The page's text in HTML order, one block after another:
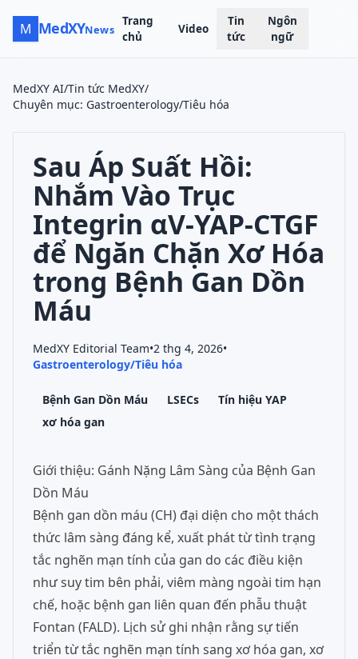
M MedXYNews
Trang
chủ
Video
Tin
tức
Ngôn
ngữ
MedXY AI/Tin tức MedXY/
Chuyên mục: Gastroenterology/Tiêu hóa
Sau Áp Suất Hồi:
Nhắm Vào Trục
Integrin αV-YAP-CTGF
để Ngăn Chặn Xơ Hóa
trong Bệnh Gan Dồn
Máu
MedXY Editorial Team•2 thg 4, 2026•
Gastroenterology/Tiêu hóa
Bệnh Gan Dồn Máu LSECs
Tín hiệu YAP
xơ hóa gan
Giới thiệu: Gánh Nặng Lâm Sàng của Bệnh Gan
Dồn Máu
Bệnh gan dồn máu (CH) đại diện cho một thách
thức lâm sàng đáng kể, xuất phát từ tình trạng
tắc nghẽn mạn tính của gan do các điều kiện
như suy tim bên phải, viêm màng ngoài tim hạn
chế, hoặc bệnh gan liên quan đến phẫu thuật
Fontan (FALD). Lịch sử ghi nhận rằng sự tiến
triển từ tắc nghẽn mạn tính sang xơ hóa gan, xơ